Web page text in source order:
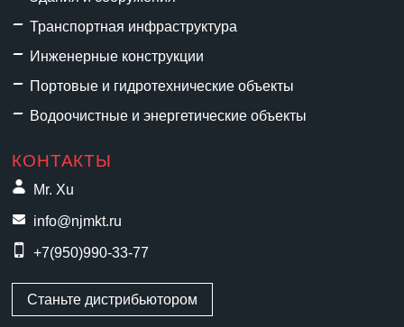
Транспортная инфраструктура
Инженерные конструкции
Портовые и гидротехнические объекты
Водоочистные и энергетические объекты
КОНТАКТЫ
Mr. Xu
info@njmkt.ru
+7(950)990-33-77
Станьте дистрибьютором